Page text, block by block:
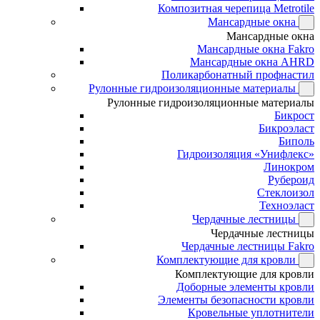
Композитная черепица Metrotile
Мансардные окна
Мансардные окна
Мансардные окна Fakro
Мансардные окна AHRD
Поликарбонатный профнастил
Рулонные гидроизоляционные материалы
Рулонные гидроизоляционные материалы
Бикрост
Бикроэласт
Биполь
Гидроизоляция «Унифлекс»
Линокром
Рубероид
Стеклоизол
Техноэласт
Чердачные лестницы
Чердачные лестницы
Чердачные лестницы Fakro
Комплектующие для кровли
Комплектующие для кровли
Доборные элементы кровли
Элементы безопасности кровли
Кровельные уплотнители